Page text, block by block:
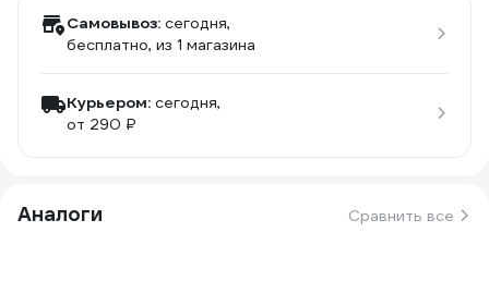
Самовывоз: сегодня,
бесплатно, из 1 магазина
Курьером: сегодня,
от 290 ₽
Аналоги Сравнить все